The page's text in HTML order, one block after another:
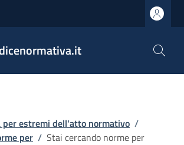
pane
per estremi dell'atto normativo /
per / Stai cercando norme per